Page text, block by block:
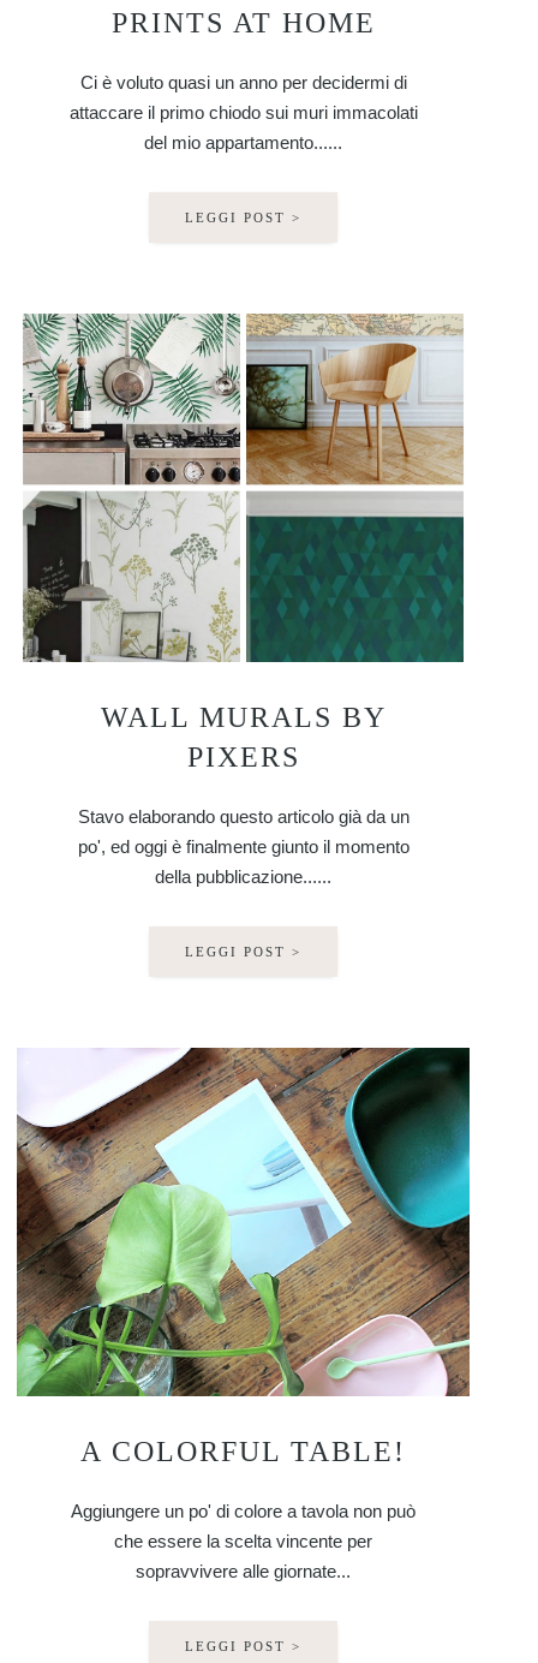
PRINTS AT HOME
Ci è voluto quasi un anno per decidermi di
attaccare il primo chiodo sui muri immacolati
del mio appartamento......
LEGGI POST >
WALL MURALS BY
PIXERS
Stavo elaborando questo articolo già da un
po', ed oggi è finalmente giunto il momento
della pubblicazione......
LEGGI POST >
A COLORFUL TABLE!
Aggiungere un po' di colore a tavola non può
che essere la scelta vincente per
sopravvivere alle giornate...
LEGGI POST >